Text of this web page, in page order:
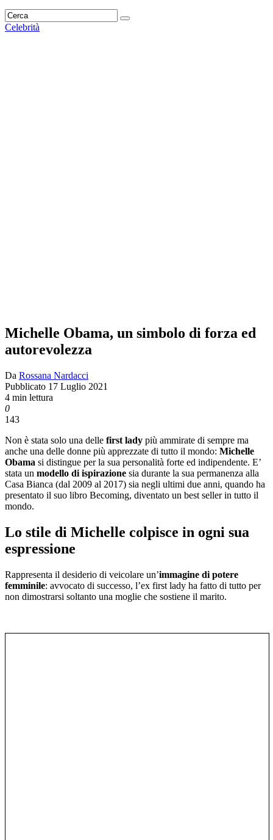
Celebrità
Michelle Obama, un simbolo di forza ed
autorevolezza
Da Rossana Nardacci
Pubblicato 17 Luglio 2021
4 min lettura
0
143
Non è stata solo una delle first lady più ammirate di sempre ma
anche una delle donne più apprezzate di tutto il mondo: Michelle
Obama si distingue per la sua personalità forte ed indipendente. E’
stata un modello di ispirazione sia durante la sua permanenza alla
Casa Bianca (dal 2009 al 2017) sia negli ultimi due anni, quando ha
presentato il suo libro Becoming, diventato un best seller in tutto il
mondo.
Lo stile di Michelle colpisce in ogni sua
espressione
Rappresenta il desiderio di veicolare un’immagine di potere
femminile: avvocato di successo, l’ex first lady ha fatto di tutto per
non dimostrarsi soltanto una moglie che sostiene il marito.